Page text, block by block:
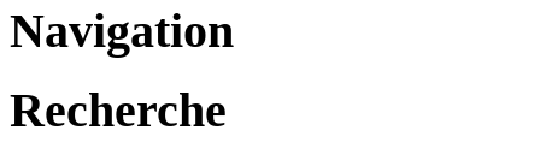
Navigation
Recherche